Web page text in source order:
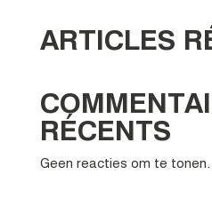
ARTICLES
RÉCENTS
Geen reacties om te tonen.